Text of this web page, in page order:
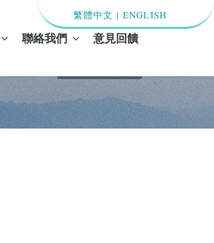
繁體中文 | ENGLISH
聯絡我們 意見回饋